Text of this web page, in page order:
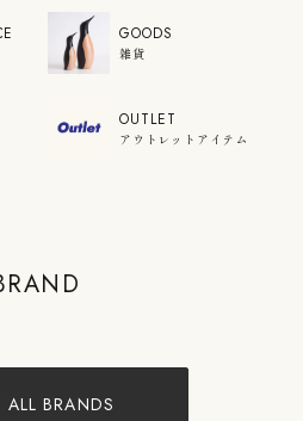
GOODS
雑貨
OUTLET
アウトレットアイテム
ALL BRANDS